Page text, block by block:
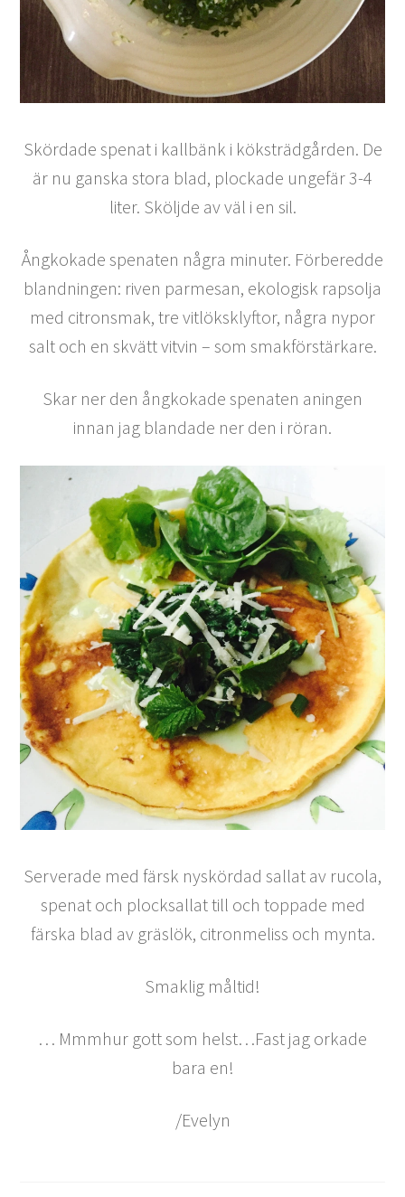
Skördade spenat i kallbänk i köksträdgården. De
är nu ganska stora blad, plockade ungefär 3-4
liter. Sköljde av väl i en sil.
Ångkokade spenaten några minuter. Förberedde
blandningen: riven parmesan, ekologisk rapsolja
med citronsmak, tre vitlöksklyftor, några nypor
salt och en skvätt vitvin – som smakförstärkare.
Skar ner den ångkokade spenaten aningen
innan jag blandade ner den i röran.
Serverade med färsk nyskördad sallat av rucola,
spenat och plocksallat till och toppade med
färska blad av gräslök, citronmeliss och mynta.
Smaklig måltid!
… Mmmhur gott som helst…Fast jag orkade
bara en!
/Evelyn